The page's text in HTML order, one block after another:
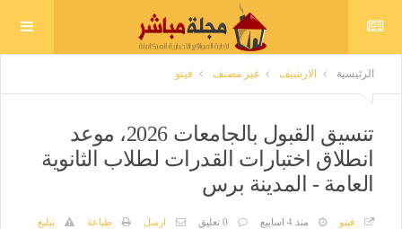
الرئيسية الارشيف غير مصنف فيتو
تنسيق القبول بالجامعات 2026، موعد
انطلاق اختبارات القدرات لطلاب الثانوية
العامة - المدينة برس
فيتو منذ 4 اسابيع 0 تعليق ارسل طباعة
تبليغ